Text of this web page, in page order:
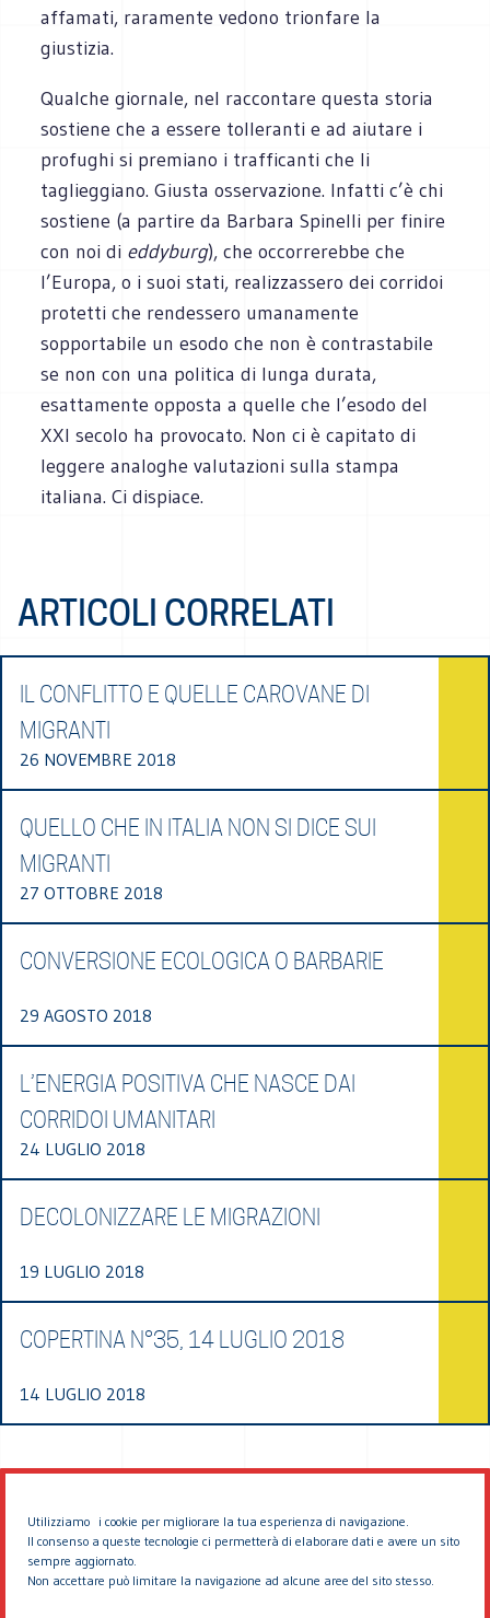
Utilizziamo i cookie per migliorare la tua esperienza di navigazione.
Il consenso a queste tecnologie ci permetterà di elaborare dati e avere un sito
sempre aggiornato.
Non accettare può limitare la navigazione ad alcune aree del sito stesso.
affamati, raramente vedono trionfare la
giustizia.
Qualche giornale, nel raccontare questa storia
sostiene che a essere tolleranti e ad aiutare i
profughi si premiano i trafficanti che li
taglieggiano. Giusta osservazione. Infatti c’è chi
sostiene (a partire da Barbara Spinelli per finire
con noi di eddyburg), che occorrerebbe che
l’Europa, o i suoi stati, realizzassero dei corridoi
protetti che rendessero umanamente
sopportabile un esodo che non è contrastabile
se non con una politica di lunga durata,
esattamente opposta a quelle che l’esodo del
XXI secolo ha provocato. Non ci è capitato di
leggere analoghe valutazioni sulla stampa
italiana. Ci dispiace.
ARTICOLI CORRELATI
IL CONFLITTO E QUELLE CAROVANE DI
MIGRANTI
26 NOVEMBRE 2018
QUELLO CHE IN ITALIA NON SI DICE SUI
MIGRANTI
27 OTTOBRE 2018
CONVERSIONE ECOLOGICA O BARBARIE
29 AGOSTO 2018
L’ENERGIA POSITIVA CHE NASCE DAI
CORRIDOI UMANITARI
24 LUGLIO 2018
DECOLONIZZARE LE MIGRAZIONI
19 LUGLIO 2018
COPERTINA N°35, 14 LUGLIO 2018
14 LUGLIO 2018